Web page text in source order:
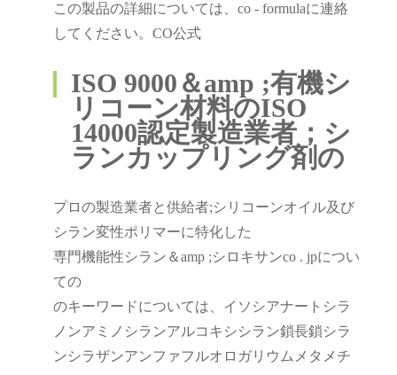
この製品の詳細については、co - formulaに連絡
してください。CO公式
ISO 9000＆amp ;有機シ
リコーン材料のISO
14000認定製造業者；シ
ランカップリング剤の
プロの製造業者と供給者;シリコーンオイル及び
シラン変性ポリマーに特化した
専門機能性シラン＆amp ;シロキサンco . jpについ
ての
のキーワードについては、イソシアナートシラ
ノンアミノシランアルコキシシラン鎖長鎖シラ
ンシラザンアンファフルオロガリウムメタメチ